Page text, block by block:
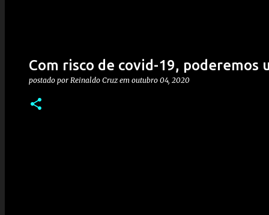
Com risco de covid-19, poderemos
postado por Reinaldo Cruz em outubro 04, 2020